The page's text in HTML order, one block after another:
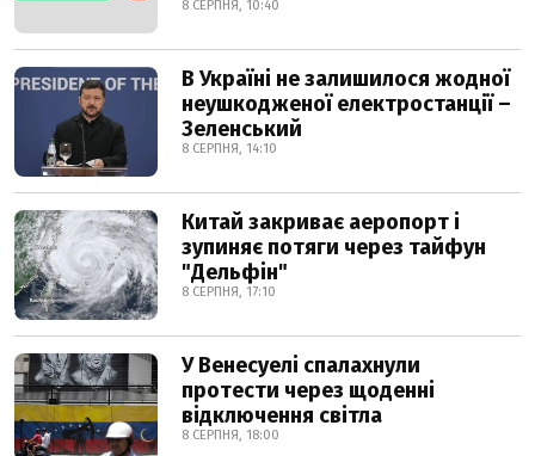
8 СЕРПНЯ, 10:40
В Україні не залишилося жодної
неушкодженої електростанції –
Зеленський
8 СЕРПНЯ, 14:10
Китай закриває аеропорт і
зупиняє потяги через тайфун
"Дельфін"
8 СЕРПНЯ, 17:10
У Венесуелі спалахнули
протести через щоденні
відключення світла
8 СЕРПНЯ, 18:00